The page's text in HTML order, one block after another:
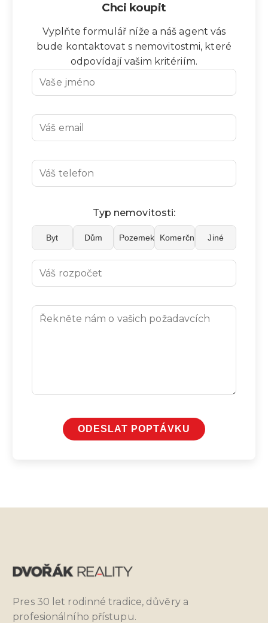
Chci koupit
Vyplňte formulář níže a náš agent vás
bude kontaktovat s nemovitostmi, které
odpovídají vašim kritériím.
Typ nemovitosti:
Byt Dům Pozemek Komerční Jiné
ODESLAT POPTÁVKU
Pres 30 let rodinné tradice, důvěry a
profesionálního přístupu.